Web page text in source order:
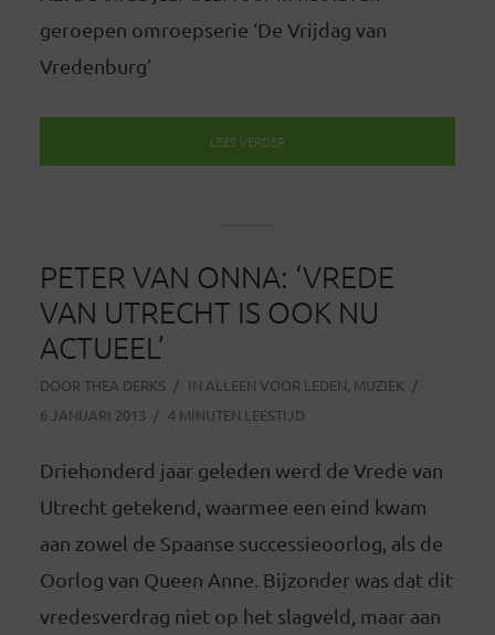
geroepen omroepserie ‘De Vrijdag van
Vredenburg’
LEES VERDER
PETER VAN ONNA: ‘VREDE
VAN UTRECHT IS OOK NU
ACTUEEL’
DOOR THEA DERKS IN ALLEEN VOOR LEDEN, MUZIEK
6 JANUARI 2013
4 MINUTEN LEESTIJD
Driehonderd jaar geleden werd de Vrede van
Utrecht getekend, waarmee een eind kwam
aan zowel de Spaanse successieoorlog, als de
Oorlog van Queen Anne. Bijzonder was dat dit
vredesverdrag niet op het slagveld, maar aan